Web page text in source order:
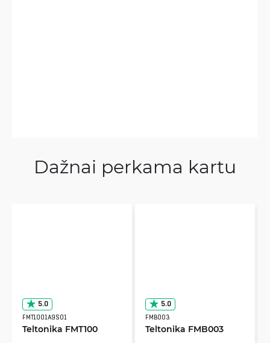
Dažnai perkama kartu
5.0
FMT1001A9S01
Teltonika FMT100
5.0
FMB003
Teltonika FMB003